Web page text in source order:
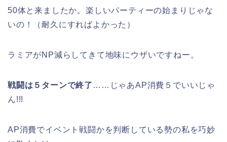
50体と来ましたか。楽しいパーティーの始まりじゃな
いの！（耐久にすればよかった）
ラミアがNP減らしてきて地味にウザいですねー。
戦闘は５ターンで終了 ……じゃあAP消費５でいいじゃ
ん!!!
AP消費でイベント戦闘かを判断している勢の私を巧妙